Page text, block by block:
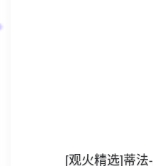
[观火精选]蒂